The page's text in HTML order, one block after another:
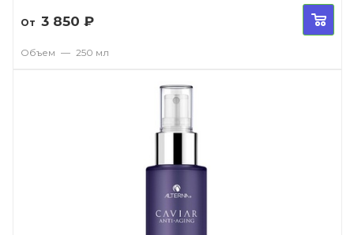
От 3 850 ₽
Объем — 250 мл